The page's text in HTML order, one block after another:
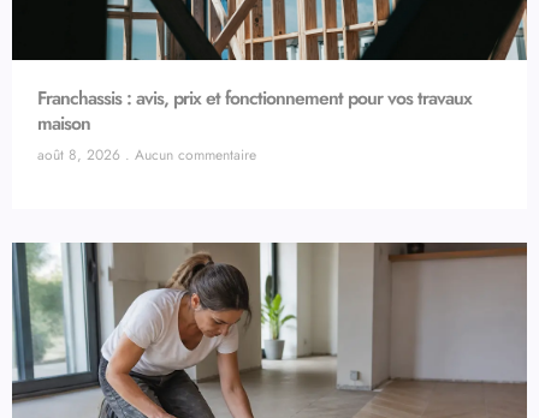
Franchassis : avis, prix et fonctionnement pour vos travaux
maison
août 8, 2026 Aucun commentaire